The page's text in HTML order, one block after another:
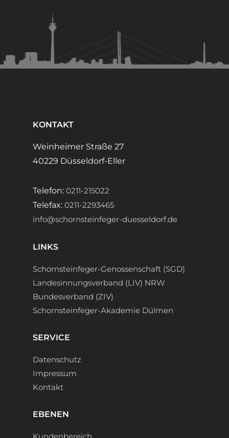
KONTAKT
Weinheimer Straße 27
40229 Düsseldorf-Eller
Telefon: 0211-215022
Telefax: 0211-2293465
info@schornsteinfeger-duesseldorf.de
LINKS
Schornsteinfeger-Genossenschaft (SGD)
Landesinnungsverband (LIV) NRW
Bundesverband (ZIV)
Schornsteinfeger-Akademie Dülmen
SERVICE
Datenschutz
Impressum
Kontakt
EBENEN